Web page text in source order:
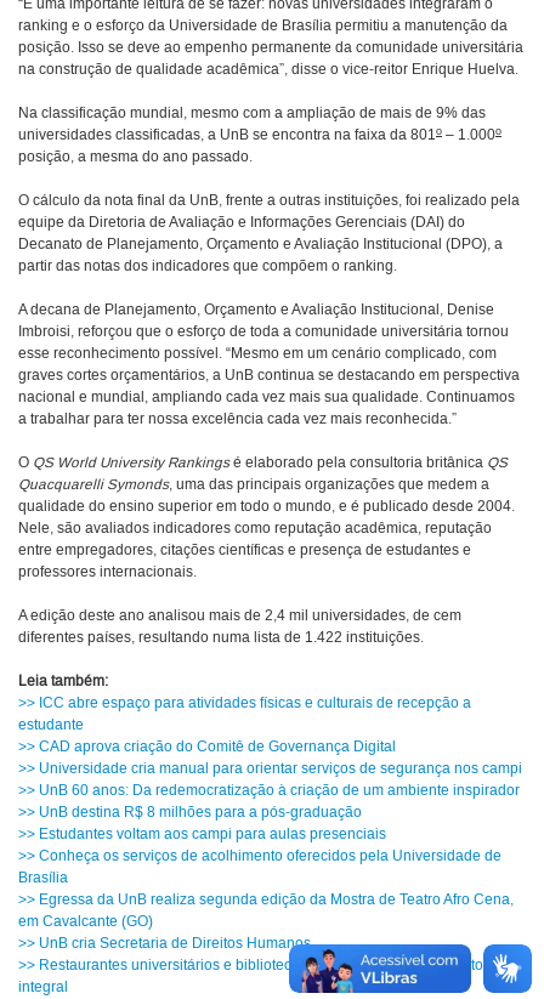
“É uma importante leitura de se fazer: novas universidades integraram o
ranking e o esforço da Universidade de Brasília permitiu a manutenção da
posição. Isso se deve ao empenho permanente da comunidade universitária
na construção de qualidade acadêmica”, disse o vice-reitor Enrique Huelva.
Na classificação mundial, mesmo com a ampliação de mais de 9% das
universidades classificadas, a UnB se encontra na faixa da 801o – 1.000o
posição, a mesma do ano passado.
O cálculo da nota final da UnB, frente a outras instituições, foi realizado pela
equipe da Diretoria de Avaliação e Informações Gerenciais (DAI) do
Decanato de Planejamento, Orçamento e Avaliação Institucional (DPO), a
partir das notas dos indicadores que compõem o ranking.
A decana de Planejamento, Orçamento e Avaliação Institucional, Denise
Imbroisi, reforçou que o esforço de toda a comunidade universitária tornou
esse reconhecimento possível. “Mesmo em um cenário complicado, com
graves cortes orçamentários, a UnB continua se destacando em perspectiva
nacional e mundial, ampliando cada vez mais sua qualidade. Continuamos
a trabalhar para ter nossa excelência cada vez mais reconhecida.”
O QS World University Rankingsé elaborado pela consultoria britânica QS
Quacquarelli Symonds, uma das principais organizações que medem a
qualidade do ensino superior em todo o mundo, e é publicado desde 2004.
Nele, são avaliados indicadores como reputação acadêmica, reputação
entre empregadores, citações científicas e presença de estudantes e
professores internacionais.
A edição deste ano analisou mais de 2,4 mil universidades, de cem
diferentes países, resultando numa lista de 1.422 instituições.
Leia também:
>> ICC abre espaço para atividades físicas e culturais de recepção a
estudante
>> CAD aprova criação do Comitê de Governança Digital
>> Universidade cria manual para orientar serviços de segurança nos campi
>> UnB 60 anos: Da redemocratização à criação de um ambiente inspirador
>> UnB destina R$ 8 milhões para a pós-graduação
>> Estudantes voltam aos campi para aulas presenciais
>> Conheça os serviços de acolhimento oferecidos pela Universidade de
Brasília
>> Egressa da UnB realiza segunda edição da Mostra de Teatro Afro Cena,
em Cavalcante (GO)
>> UnB cria Secretaria de Direitos Humanos
>> Restaurantes universitários e bibliotecas retomam o funcionamento
integral